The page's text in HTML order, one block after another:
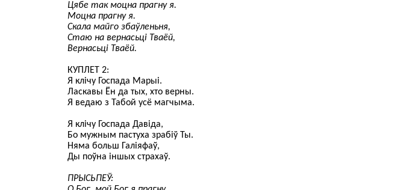
Цябе так моцна прагну я.
Моцна прагну я.
Скала майго збаўленьня,
Стаю на вернасьці Тваёй,
Вернасьці Тваёй.
КУПЛЕТ 2:
Я клічу Госпада Марыі.
Ласкавы Ён да тых, хто верны.
Я ведаю з Табой усё магчыма.
Я клічу Госпада Давіда,
Бо мужным пастуха зрабіў Ты.
Няма больш Галіяфаў,
Ды поўна іншых страхаў.
ПРЫСЬПЕЎ: